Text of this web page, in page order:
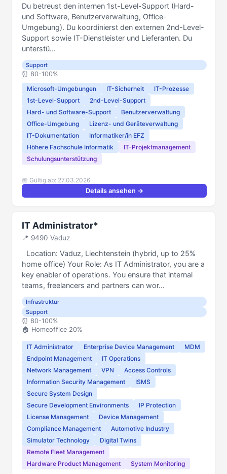
Du betreust den internen 1st-Level-Support (Hard-
und Software, Benutzerverwaltung, Office-
Umgebung). Du koordinierst den externen 2nd-Level-
Support sowie IT-Dienstleister und Lieferanten. Du
unterstü...
Support
⏰️ 80-100%
Microsoft-Umgebungen
IT-Sicherheit
IT-Prozesse
1st-Level-Support
2nd-Level-Support
Hard- und Software-Support
Benutzerverwaltung
Office-Umgebung
Lizenz- und Geräteverwaltung
IT-Dokumentation
Informatiker/in EFZ
Höhere Fachschule Informatik
IT-Projektmanagement
Schulungsunterstützung
📅 Gültig ab: 27.03.2026
Details ansehen →
IT Administrator*
📍 9490 Vaduz
Location: Vaduz, Liechtenstein (hybrid, up to 25%
home office) Your Role: As IT Administrator, you are a
key enabler of operations. You ensure that internal
teams, freelancers and partners can wor...
Infrastruktur
Support
⏰️ 80-100%
🏠 Homeoffice 20%
IT Administrator Enterprise Device Management
MDM
Endpoint Management
IT Operations
Network Management
VPN
Access Controls
Information Security Management
ISMS
Secure System Design
Secure Development Environments
IP Protection
License Management
Device Management
Compliance Management
Automotive Industry
Simulator Technology
Digital Twins
Remote Fleet Management
Hardware Product Management
System Monitoring